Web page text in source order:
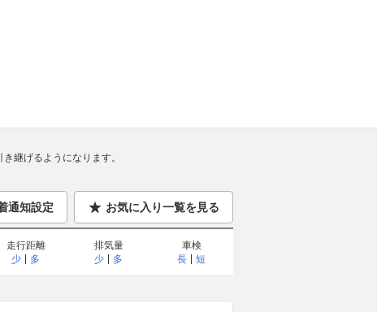
継げるようになります。
通知設定 お気に入り一覧を見る
走行距離
少
多
排気量
少
多
車検
長
短